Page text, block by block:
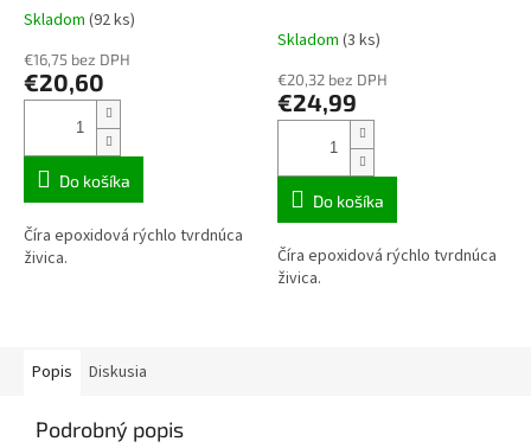
Priemerné
produktu
je
5
hviezdičiek.
Skladom (92 ks)
€16,75 bez DPH
€20,60
Do košíka
Číra epoxidová rýchlo tvrdnúca
živica.
Skladom (3 ks)
€20,32 bez DPH
€24,99
Do košíka
Číra epoxidová rýchlo tvrdnúca
živica.
Popis Diskusia
Podrobný popis